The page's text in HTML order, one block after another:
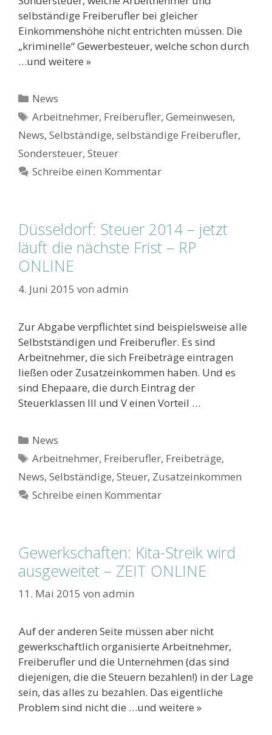
selbständige Freiberufler bei gleicher
Einkommenshöhe nicht entrichten müssen. Die
„kriminelle“ Gewerbesteuer, welche schon durch
…und weitere »
Kategorien
News
Schlagwörter
Arbeitnehmer, Freiberufler,Gemeinwesen,
News, Selbständige, selbständige Freiberufler,
Sondersteuer, Steuer
Schreibe einen Kommentar
Düsseldorf: Steuer 2014 – jetzt
läuft die nächste Frist – RP
ONLINE
4. Juni 2015 von admin
Zur Abgabe verpflichtet sind beispielsweise alle
Selbstständigen und Freiberufler. Es sind
Arbeitnehmer, die sich Freibeträge eintragen
ließen oder Zusatzeinkommen haben. Und es
sind Ehepaare, die durch Eintrag der
Steuerklassen III und V einen Vorteil …
Kategorien
News
Schlagwörter
Arbeitnehmer, Freiberufler, Freibeträge,
News, Selbständige, Steuer, Zusatzeinkommen
Schreibe einen Kommentar
Gewerkschaften: Kita-Streik wird
ausgeweitet – ZEIT ONLINE
11. Mai 2015 von admin
Auf der anderen Seite müssen aber nicht
gewerkschaftlich organisierte Arbeitnehmer,
Freiberufler und die Unternehmen (das sind
diejenigen, die die Steuern bezahlen!) in der Lage
sein, das alles zu bezahlen. Das eigentliche
Problem sind nicht die …und weitere »